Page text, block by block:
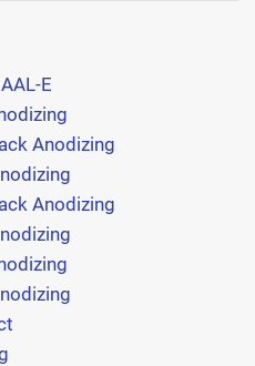
E
Anodizing
Anodizing